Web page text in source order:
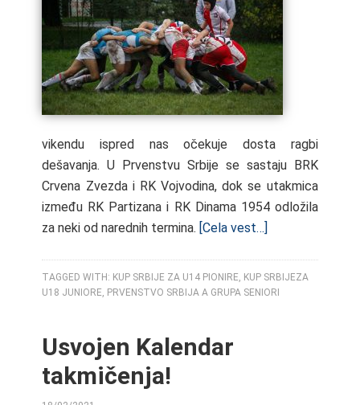
vikendu ispred nas očekuje dosta ragbi
dešavanja. U Prvenstvu Srbije se sastaju BRK
Crvena Zvezda i RK Vojvodina, dok se utakmica
između RK Partizana i RK Dinama 1954 odložila
za neki od narednih termina. [Cela vest…]
TAGGED WITH: KUP SRBIJE ZA U14 PIONIRE, KUP SRBIJEZA
U18 JUNIORE, PRVENSTVO SRBIJA A GRUPA SENIORI
Usvojen Kalendar
takmičenja!